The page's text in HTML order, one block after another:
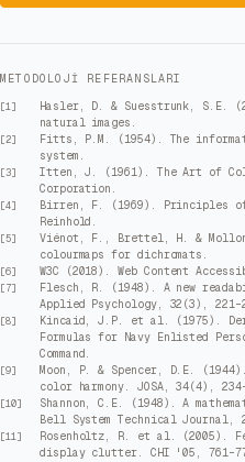
METODOLOJI REFERANSLARI
[1]
Hasler, D. & Suesstrunk, S.E.
natural images.
[2]
Fitts, P.M. (1954). The
system.
[3]
Itten, J. (1961). The Art of
Corporation.
[4]
Birren, F. (1969). Principles of
Reinhold.
[5]
Viénot, F., Brettel, H. &
colourmaps for dichromats.
[6] W3C (2018). Web Content
[7]
Flesch, R. (1948). A new
Applied Psychology, 32(3),
[8]
Kincaid, J.P. et al. (1975).
Formulas for Navy Enlisted
Command.
[9]
Moon, P. & Spencer, D.E.
color harmony. JOSA, 34(4),
[10]
Shannon, C.E. (1948). A
Bell System Technical Journal,
[11]
Rosenholtz, R. et al. (2005).
display clutter. CHI '05,